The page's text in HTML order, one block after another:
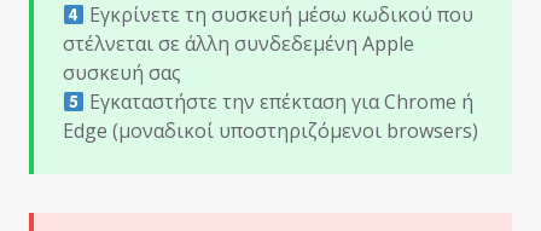
Εγκρίνετε τη συσκευή μέσω κωδικού που
στέλνεται σε άλλη συνδεδεμένη Apple
συσκευή σας
Εγκαταστήστε την επέκταση για Chrome ή
Edge (μοναδικοί υποστηριζόμενοι browsers)